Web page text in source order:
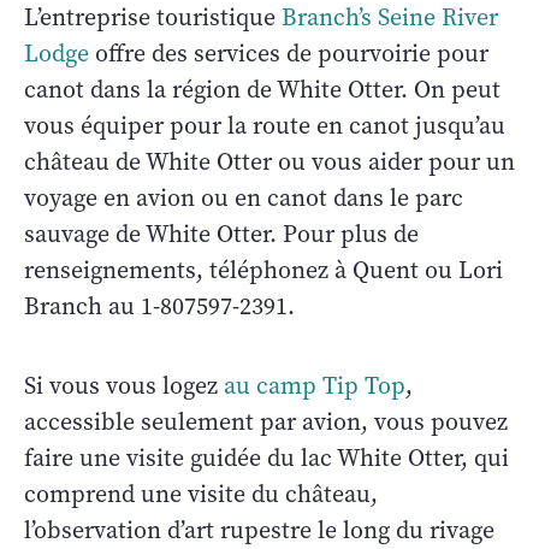
L’entreprise touristique Branch’s Seine River
Lodge offre des services de pourvoirie pour
canot dans la région de White Otter. On peut
vous équiper pour la route en canot jusqu’au
château de White Otter ou vous aider pour un
voyage en avion ou en canot dans le parc
sauvage de White Otter. Pour plus de
renseignements, téléphonez à Quent ou Lori
Branch au 1-807597-2391.
Si vous vous logez au camp Tip Top,
accessible seulement par avion, vous pouvez
faire une visite guidée du lac White Otter, qui
comprend une visite du château,
l’observation d’art rupestre le long du rivage